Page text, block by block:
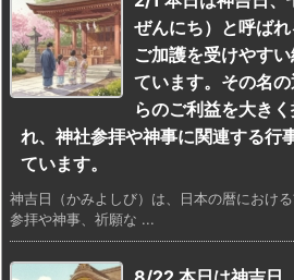
ぜんにち）と呼ば
ご加護を受けやす
ています。その名
らのご利益を大き
れ、神社参拝や神事に関連する行
ています。
神吉日（かみよしび）は、日本の暦におけ
参拝や神事、祈願な ...